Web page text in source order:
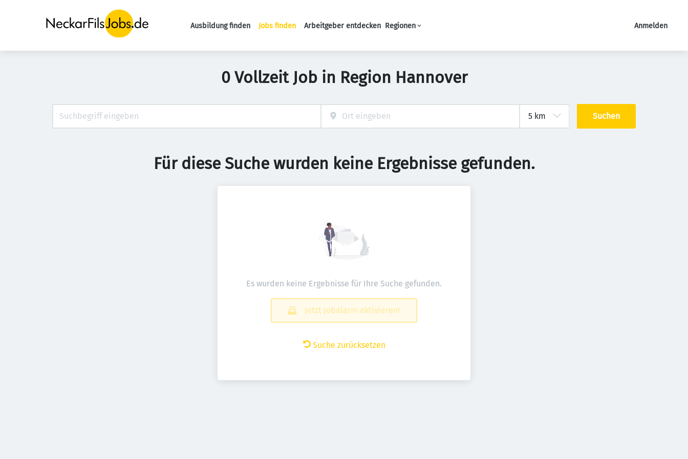
Haupt-Navigation
Ausbildung finden Jobs finden Arbeitgeber entdecken Regionen Anmelden
0 Vollzeit Job in Region Hannover
Suchen
Für diese Suche wurden keine Ergebnisse gefunden.
Es wurden keine Ergebnisse für Ihre Suche gefunden.
Jetzt Jobalarm aktivieren!
Suche zurücksetzen